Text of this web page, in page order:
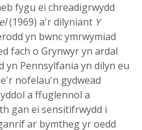
fygu ei chreadigrwydd
(1969) a'r dilyniant Y
yn bwnc ymrwymiad
fach o Grynwyr yn ardal
yn Pennsylfania yn dilyn eu
nofelau'n gydwead
a ffuglennol a
gan ei sensitifrwydd i
ar bymtheg yr oedd